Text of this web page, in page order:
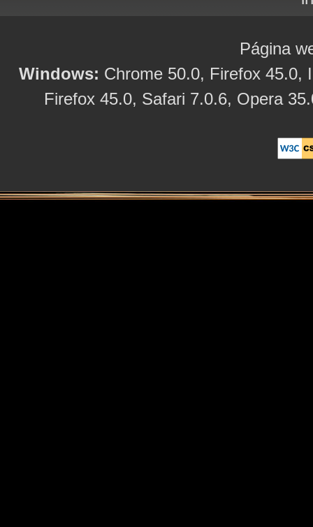
Página
Windows: Chrome 50.0, Firefox 45.0,
Firefox 45.0, Safari 7.0.6, Opera